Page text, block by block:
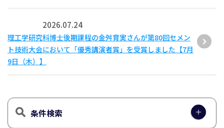
2026.07.24
理工学研究科博士後期課程の金舛育実さんが第80回セメン
ト技術大会において「優秀講演者賞」を受賞しました【7月
9日（木）】
条件検索